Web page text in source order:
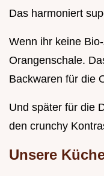
Das harmoniert
Wenn ihr keine
Orangenschale.
Backwaren für die
Und später für die
den crunchy
Unsere